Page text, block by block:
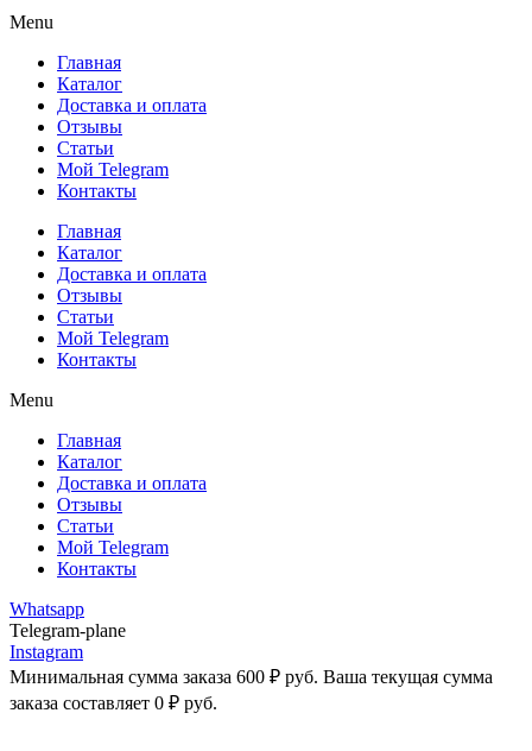
Menu
Главная
Каталог
Доставка и оплата
Отзывы
Статьи
Мой Telegram
Контакты
Главная
Каталог
Доставка и оплата
Отзывы
Статьи
Мой Telegram
Контакты
Menu
Главная
Каталог
Доставка и оплата
Отзывы
Статьи
Мой Telegram
Контакты
Whatsapp
Telegram-plane
Instagram
Минимальная сумма заказа 600 ₽ руб. Ваша текущая сумма
заказа составляет 0 ₽ руб.